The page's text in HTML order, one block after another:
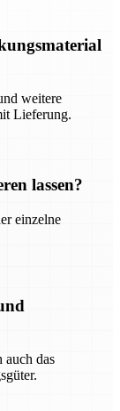
weitere
Lieferung.
lassen?
einzelne
auch das